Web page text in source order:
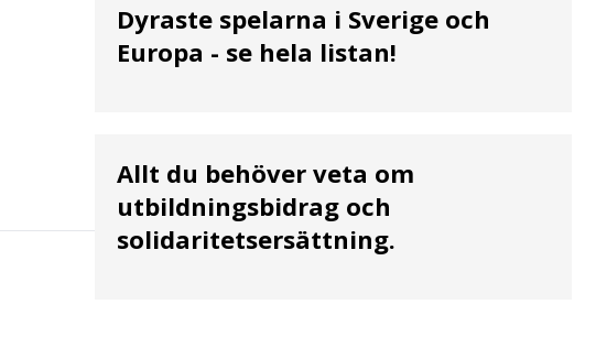
Dyraste spelarna i Sverige och
Europa - se hela listan!
Allt du behöver veta om
utbildningsbidrag och
solidaritetsersättning.